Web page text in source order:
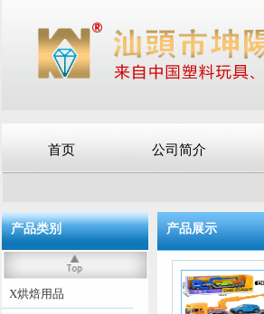
首页 公司简介
产品类别
X烘焙用品
产品展示